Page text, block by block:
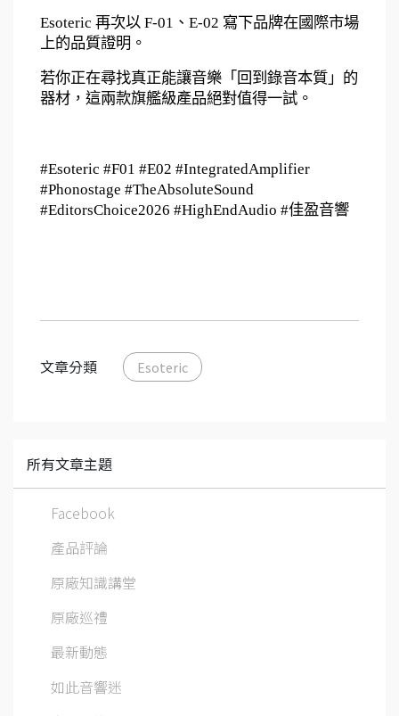
Esoteric 再次以 F-01、E-02 寫下品牌在國際市場
上的品質證明。
若你正在尋找真正能讓音樂「回到錄音本質」的
器材，這兩款旗艦級產品絕對值得一試。
#Esoteric #F01 #E02 #IntegratedAmplifier
#Phonostage #TheAbsoluteSound
#EditorsChoice2026 #HighEndAudio #佳盈音響
文章分類 Esoteric
所有文章主題
Facebook
產品評論
原廠知識講堂
原廠巡禮
最新動態
如此音響迷